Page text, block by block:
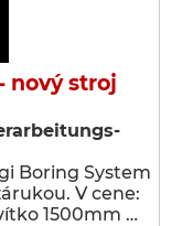
nový stroj
Boring System
V cene:
1500mm …